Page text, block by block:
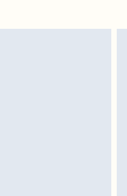
pour la maison, y compris le